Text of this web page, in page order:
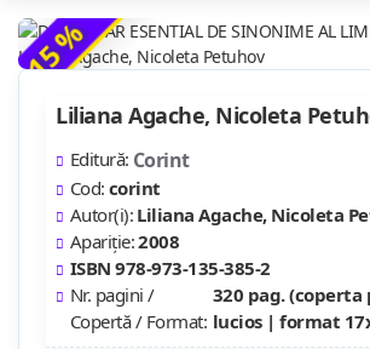
-15 %
Liliana Agache, Nicoleta
Editură: Corint
Cod: corint
Autor(i): Liliana Agache, Nicoleta
Apariție:2008
ISBN 978-973-135-385-2
Nr. pagini /
Copertă / Format:
320 pag.
lucios | format